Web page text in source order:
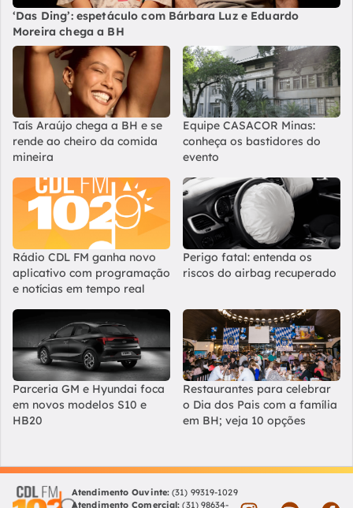
‘Das Ding’: espetáculo com Bárbara Luz e Eduardo
Moreira chega a BH
Taís Araújo chega a BH e se
rende ao cheiro da comida
mineira
Equipe CASACOR Minas:
conheça os bastidores do
evento
Rádio CDL FM ganha novo
aplicativo com programação
e notícias em tempo real
Perigo fatal: entenda os
riscos do airbag recuperado
Parceria GM e Hyundai foca
em novos modelos S10 e
HB20
Restaurantes para celebrar
o Dia dos Pais com a família
em BH; veja 10 opções
Atendimento Ouvinte: (31) 99319-1029
Atendimento Comercial: (31) 98634-